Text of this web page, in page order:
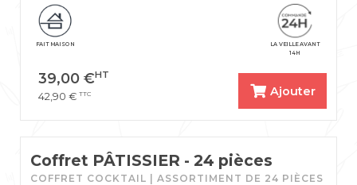
LA VEILLE AVANT
14H
FAIT MAISON
39,00 €HT
42,90 € TTC Ajouter
Coffret PÂTISSIER - 24 pièces
COFFRET COCKTAIL | ASSORTIMENT DE 24 PIÈCES